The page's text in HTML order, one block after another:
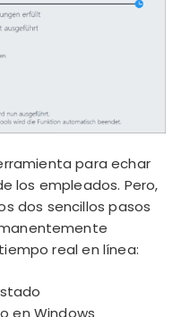
para echar
los empleados. Pero,
dos sencillos pasos
real en línea:
en Windows